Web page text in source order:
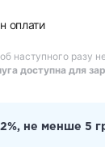
оплати
наступного разу
доступна для
не менше 5